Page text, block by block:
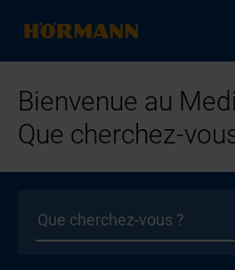
Bienvenue au
Que cherchez-